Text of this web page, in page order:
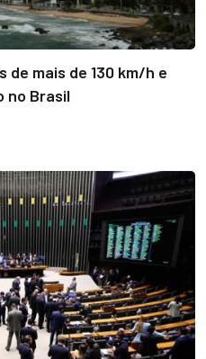
mais de 130 km/h e
no Brasil